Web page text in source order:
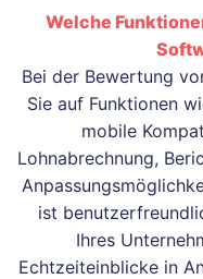
Welche
Bei der Bewertung
Sie auf Funktionen
mobile
Lohnabrechnung,
ist
Ihres
Echtzeiteinblicke in